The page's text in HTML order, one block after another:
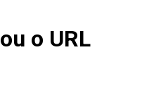
o URL